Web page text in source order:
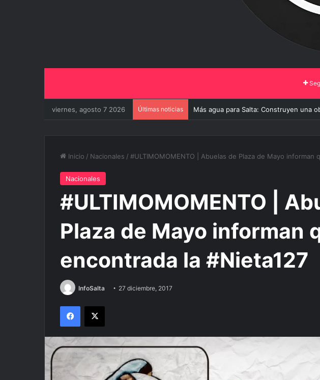
viernes, agosto 7 2026 Últimas noticias Más agua para Salta: Construyen una
Inicio / Nacionales / #ULTIMOMOMENTO | Abuelas de Plaza de Mayo informan
Nacionales
#ULTIMOMOMENTO |
Plaza de Mayo informan
encontrada la #Nieta127
InfoSalta 27 diciembre, 2017
Facebook
X